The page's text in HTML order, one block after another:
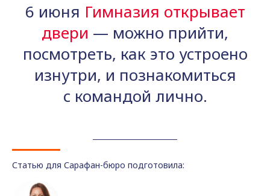
6 июня Гимназия открывает
двери — можно прийти,
посмотреть, как это устроено
изнутри, и познакомиться
с командой лично.
Статью для Сарафан-бюро подготовила: